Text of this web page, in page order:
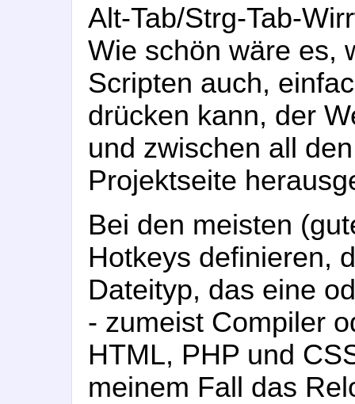
Alt-Tab/Strg-Tab-
Wie schön wäre es,
Scripten auch,
drücken kann, der
und zwischen all
Projektseite
Bei den meisten
Hotkeys definieren,
Dateityp, das eine
- zumeist Compiler
HTML, PHP und
meinem Fall das